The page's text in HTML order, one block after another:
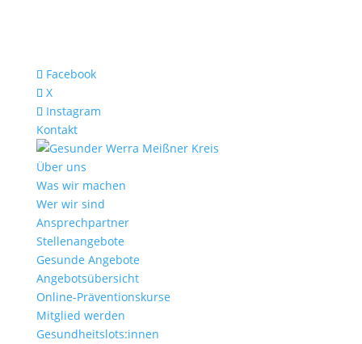
Facebook
X
Instagram
Kontakt
Über uns
Was wir machen
Wer wir sind
Ansprechpartner
Stellenangebote
Gesunde Angebote
Angebotsübersicht
Online-Präventionskurse
Mitglied werden
Gesundheitslots:innen